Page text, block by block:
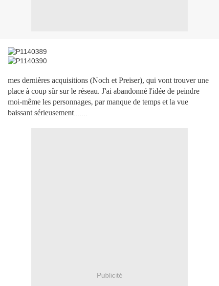
mes dernières acquisitions (Noch et Preiser), qui vont trouver une
place à coup sûr sur le réseau. J'ai abandonné l'idée de peindre
moi-même les personnages, par manque de temps et la vue
baissant sérieusement
Publicité